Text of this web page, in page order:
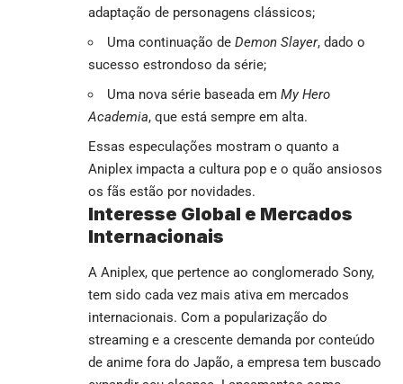
adaptação de personagens clássicos;
Uma continuação de Demon Slayer, dado o
sucesso estrondoso da série;
Uma nova série baseada em My Hero
Academia, que está sempre em alta.
Essas especulações mostram o quanto a
Aniplex impacta a cultura pop e o quão ansiosos
os fãs estão por novidades.
Interesse Global e Mercados
Internacionais
A Aniplex, que pertence ao conglomerado Sony,
tem sido cada vez mais ativa em mercados
internacionais. Com a popularização do
streaming e a crescente demanda por conteúdo
de anime fora do Japão, a empresa tem buscado